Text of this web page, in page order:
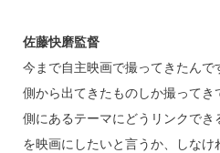
佐藤快磨監督
今まで自主映画で撮ってきたん
側から出てきたものしか撮って
側にあるテーマにどうリンクで
を映画にしたいと言うか、しな